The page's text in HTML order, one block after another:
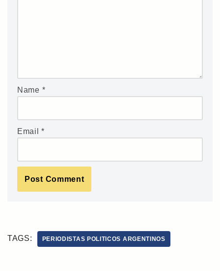
Name *
Email*
TAGS: PERIODISTAS POLITICOS ARGENTINOS